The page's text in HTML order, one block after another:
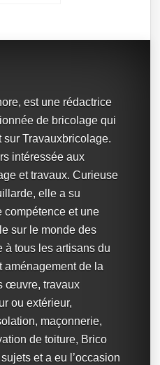
est une rédactrice
de bricolage qui
Travauxbricolage.
intéressée aux
et travaux. Curieuse
elle a su
compétence et une
sur le monde des
à tous les artisans du
aménagement de la
œuvre, travaux
ou extérieur,
maçonnerie,
de toiture, Brico
et a eu l’occasion